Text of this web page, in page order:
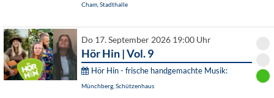
Cham, Stadthalle
Do 17. September 2026 19:00 Uhr
Hör Hin | Vol. 9
Hör Hin - frische handgemachte Musik:
Münchberg, Schützenhaus